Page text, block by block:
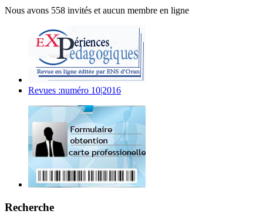
Nous avons 558 invités et aucun membre en ligne
Revues :numéro 10|2016
Recherche